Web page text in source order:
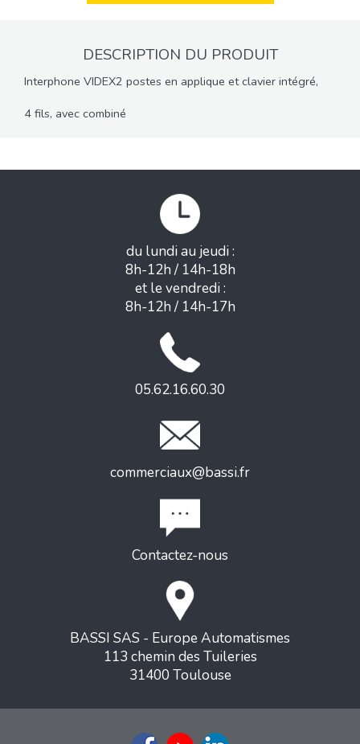
DESCRIPTION DU PRODUIT
Interphone VIDEX2 postes en applique et clavier intégré,
4 fils, avec combiné
du lundi au jeudi :
8h-12h / 14h-18h
et le vendredi :
8h-12h / 14h-17h
05.62.16.60.30
commerciaux@bassi.fr
Contactez-nous
BASSI SAS - Europe Automatismes
113 chemin des Tuileries
31400 Toulouse